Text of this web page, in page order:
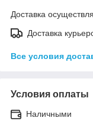
Доставка
Доставка
Все условия
Условия оплаты
Наличными